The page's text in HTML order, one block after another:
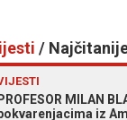
/
MILAN
iz